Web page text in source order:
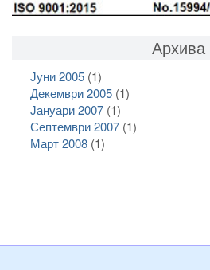
Архива
Јуни 2005(1)
Декември 2005(1)
Јануари 2007(1)
Септември 2007(1)
Март 2008(1)